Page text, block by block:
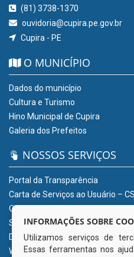
(81) 3738-1370
ouvidoria@cupira.pe.gov.br
Cupira - PE
O MUNICÍPIO
Dados do município
Cultura e Turismo
Hino Municipal de Cupira
Galeria dos Prefeitos
NOSSOS SERVIÇOS
Portal da Transparência
Carta de Serviços ao Usuário –
Ouvidoria Eletrônica
Sistema Eletrônico de Informação
Diário Oficial
Webmail
INFORMAÇÕES SOBRE
Utilizamos serviços de
Essas ferramentas nos